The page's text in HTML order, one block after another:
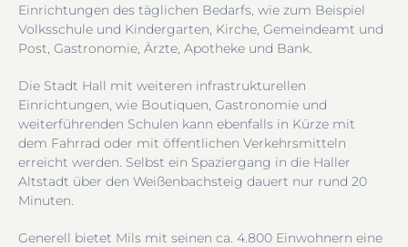
Einrichtungen des täglichen Bedarfs, wie zum Beispiel
Volksschule und Kindergarten, Kirche, Gemeindeamt und
Post, Gastronomie, Ärzte, Apotheke und Bank.
Die Stadt Hall mit weiteren infrastrukturellen
Einrichtungen, wie Boutiquen, Gastronomie und
weiterführenden Schulen kann ebenfalls in Kürze mit
dem Fahrrad oder mit öffentlichen Verkehrsmitteln
erreicht werden. Selbst ein Spaziergang in die Haller
Altstadt über den Weißenbachsteig dauert nur rund 20
Minuten.
Generell bietet Mils mit seinen ca. 4.800 Einwohnern eine